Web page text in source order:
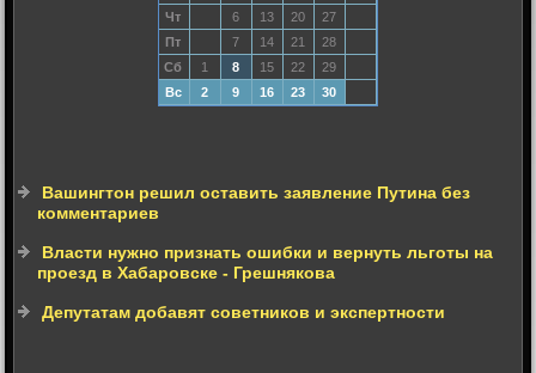
Чт
6 13 20
27
Пт
7 14 21
28
Сб
1 8 15 22
29
Вс
2 9 16 23 30
Вашингтон решил оставить заявление Путина без
комментариев
Власти нужно признать ошибки и вернуть льготы на
проезд в Хабаровске - Грешнякова
Депутатам добавят советников и экспертности